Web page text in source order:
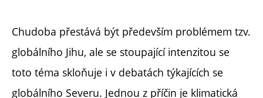
Chudoba přestává být především problémem tzv.
globálního Jihu, ale se stoupající intenzitou se
toto téma skloňuje i v debatách týkajících se
globálního Severu. Jednou z příčin je klimatická